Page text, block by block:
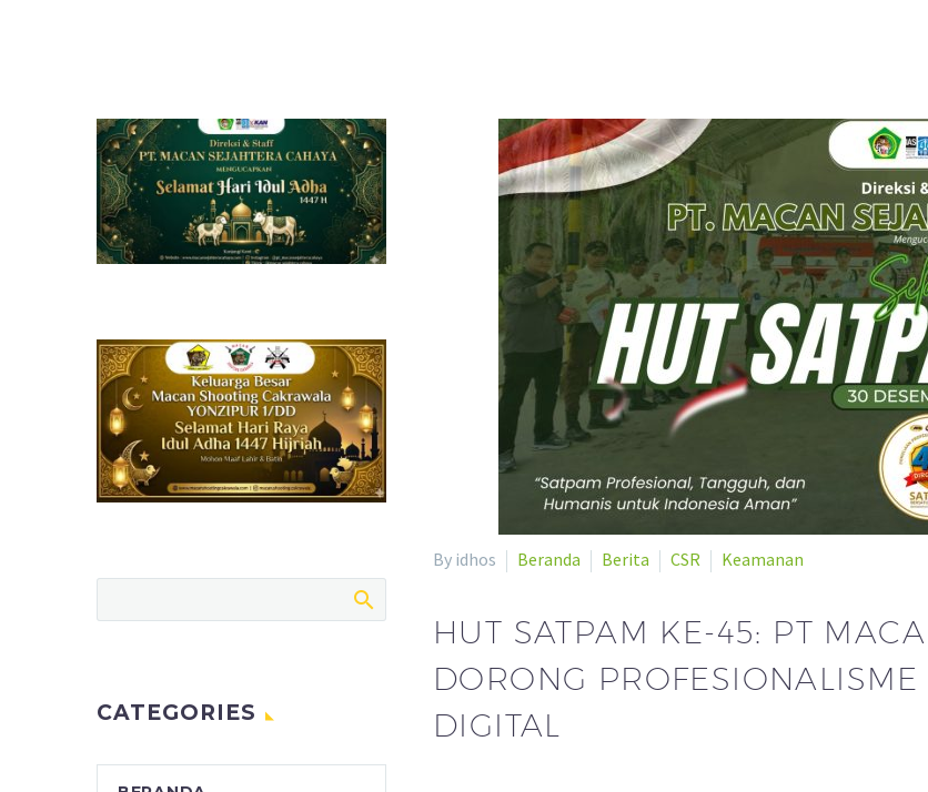
By idhos Beranda Berita CSR Keamanan
HUT SATPAM KE-45: PT
DORONG
DIGITAL
CATEGORIES